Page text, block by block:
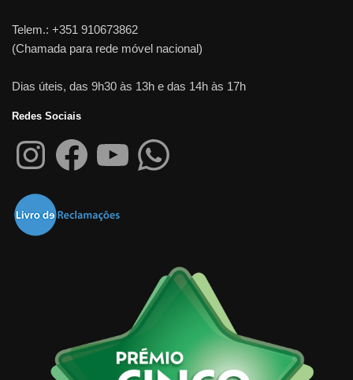
Telem.: +351 910673862
(Chamada para rede móvel nacional)
Dias úteis, das 9h30 às 13h e das 14h às 17h
Redes Sociais